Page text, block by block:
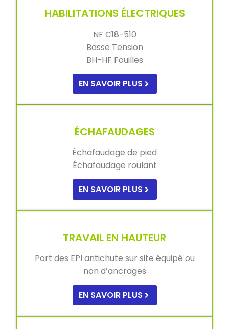
HABILITATIONS ÉLECTRIQUES
NF C18-510
Basse Tension
BH-HF Fouilles
EN SAVOIR PLUS
ÉCHAFAUDAGES
Échafaudage de pied
Échafaudage roulant
EN SAVOIR PLUS
TRAVAIL EN HAUTEUR
Port des EPI antichute sur site équipé ou
non d’ancrages
EN SAVOIR PLUS